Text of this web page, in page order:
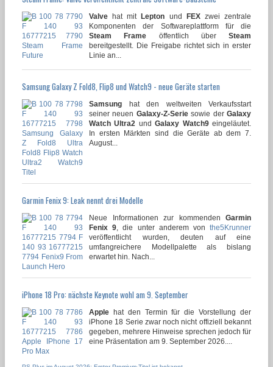
Valve hat mitLepton und FEXzwei zentrale
Komponenten der Softwareplattform für die
Steam Frame öffentlich über Steam
bereitgestellt. Die Freigabe richtet sich in erster
Linie an...
Samsung Galaxy Z Fold8, Flip8 und Watch9 - neue Geräte starten
Samsung hat den weltweiten Verkaufsstart
seiner neuen Galaxy-Z-Seriesowie derGalaxy
Watch Ultra2 undGalaxy Watch9eingeläutet.
In ersten Märkten sind die Geräte ab dem 7.
August...
Garmin Fenix 9: Leak nennt drei Modelle
Neue Informationen zur kommenden Garmin
Fenix 9 , die unter anderem vonthe5Krunner
veröffentlicht wurden, deuten auf eine
umfangreichere Modellpalette als bislang
erwartet hin. Nach...
iPhone 18 Pro: nächste Keynote wohl am 9. September
Apple hat den Termin für die Vorstellung der
iPhone 18 Serie zwar noch nicht offiziell bekannt
gegeben, mehrere Hinweise sprechen jedoch für
eine Präsentation am 9. September 2026....